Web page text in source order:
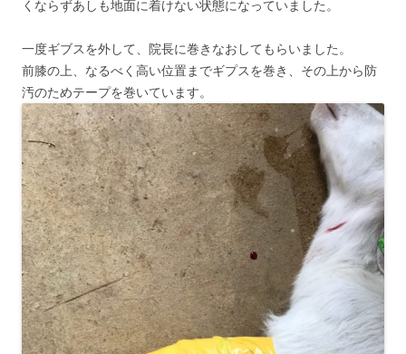
くならずあしも地面に着けない状態になっていました。
一度ギブスを外して、院長に巻きなおしてもらいました。
前膝の上、なるべく高い位置までギプスを巻き、その上から防
汚のためテープを巻いています。